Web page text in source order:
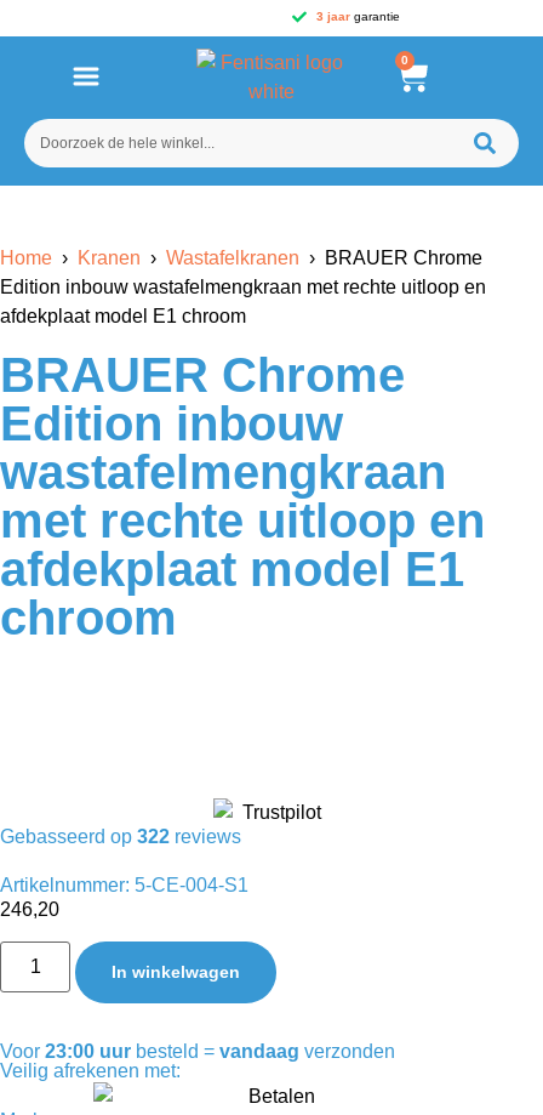
3 jaargarantie
0
Home › Kranen › Wastafelkranen › BRAUER Chrome
Edition inbouw wastafelmengkraan met rechte uitloop en
afdekplaat model E1 chroom
BRAUER Chrome
Edition inbouw
wastafelmengkraan
met rechte uitloop en
afdekplaat model E1
chroom
Gebasseerd op 322 reviews
Artikelnummer: 5-CE-004-S1
246,20
In winkelwagen
Voor 23:00 uur besteld = vandaag verzonden
Veilig afrekenen met: